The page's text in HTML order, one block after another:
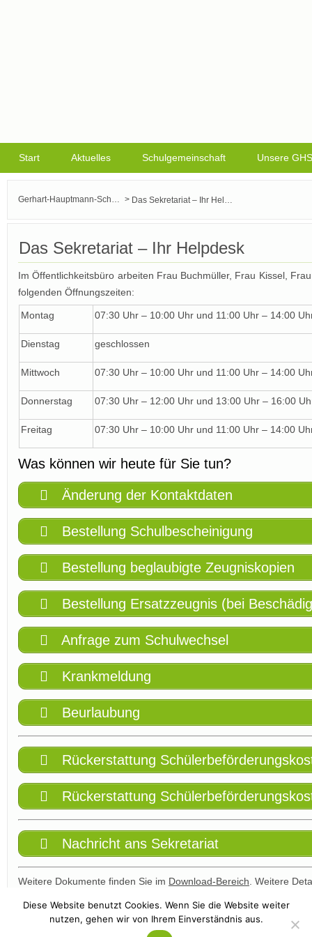
Start Aktuelles Schulgemeinschaft Unsere GHS
Gerhart-Hauptmann-Schule Griesheim > Das Sekretariat – Ihr Helpdesk
Das Sekretariat – Ihr Helpdesk
Im Öffentlichkeitsbüro arbeiten Frau Buchmüller, Frau Kissel,
folgenden Öffnungszeiten:
Montag 07:30 Uhr – 10:00 Uhr und 11:00 Uhr – 14:00
Dienstag geschlossen
Mittwoch 07:30 Uhr – 10:00 Uhr und 11:00 Uhr – 14:00
Donnerstag 07:30 Uhr – 12:00 Uhr und 13:00 Uhr – 16:00
Freitag 07:30 Uhr – 10:00 Uhr und 11:00 Uhr – 14:00
Was können wir heute für Sie tun?
Änderung der Kontaktdaten
Bestellung Schulbescheinigung
Bestellung beglaubigte Zeugniskopien
Bestellung Ersatzzeugnis (bei
Anfrage zum Schulwechsel
Krankmeldung
Beurlaubung
Rückerstattung
Rückerstattung
Nachricht ans Sekretariat
Weitere Dokumente finden Sie im Download-Bereich . Weitere
Diese Website benutzt Cookies. Wenn Sie die Website weiter
nutzen, gehen wir von Ihrem Einverständnis aus.